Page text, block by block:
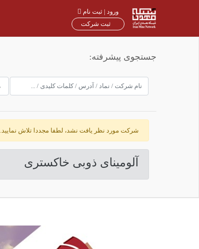
ورود | ثبت نام
ثبت شرکت
جستجوی پیشرفته:
شرکت مورد نظر یافت نشد، لطفا مجددا تلاش نمایید.
آلوميناى ذوبى خاكسترى